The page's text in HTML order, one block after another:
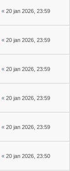
« 20 jan 2026, 23:59
« 20 jan 2026, 23:59
« 20 jan 2026, 23:59
« 20 jan 2026, 23:59
« 20 jan 2026, 23:59
« 20 jan 2026, 23:50